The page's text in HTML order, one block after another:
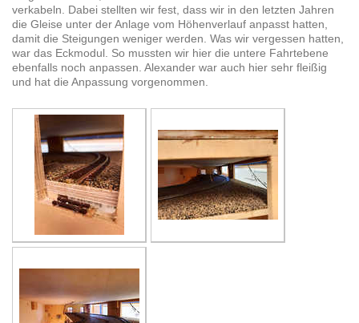
verkabeln. Dabei stellten wir fest, dass wir in den letzten Jahren
die Gleise unter der Anlage vom Höhenverlauf anpasst hatten,
damit die Steigungen weniger werden. Was wir vergessen hatten,
war das Eckmodul. So mussten wir hier die untere Fahrtebene
ebenfalls noch anpassen. Alexander war auch hier sehr fleißig
und hat die Anpassung vorgenommen.